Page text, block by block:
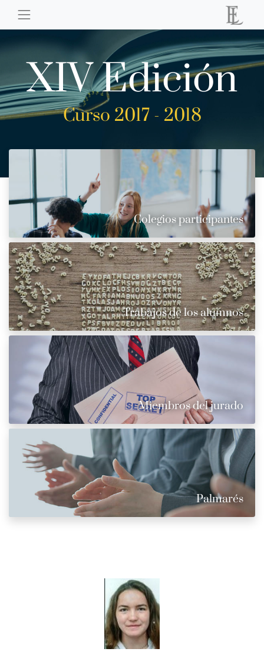
XIV Edición
Curso 2017 - 2018
Colegios participantes
Trabajos de los alumnos
Miembros del jurado
Palmarés